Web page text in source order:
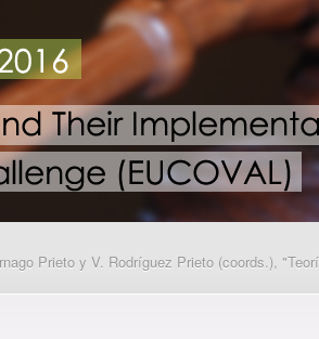
Prieto y V. Rodríguez Prieto (coords.),